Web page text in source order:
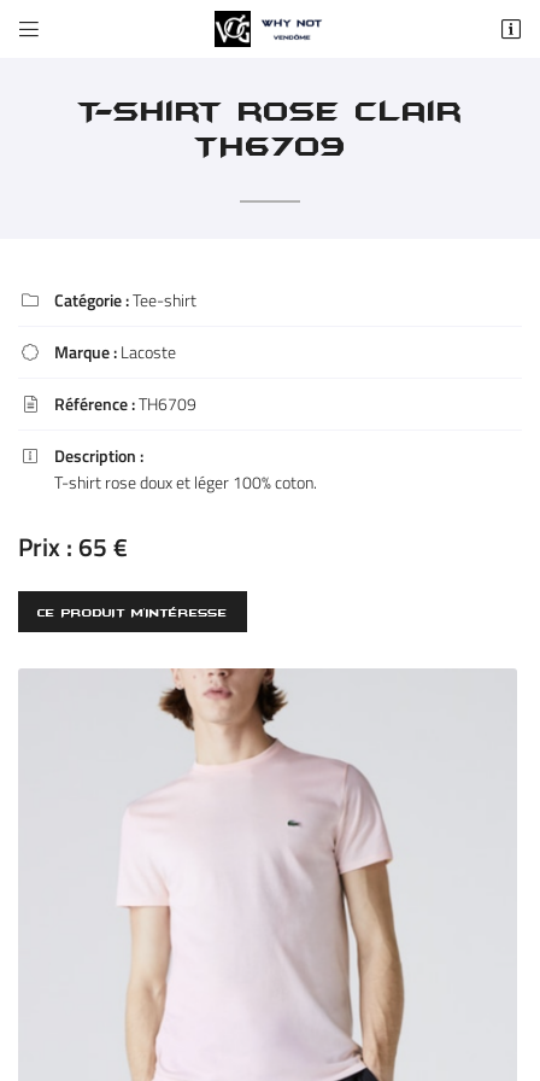
 
02 54 72 59 84
utilisantle formulaire de désinscription
T-shirt rose clair
TH6709
 Catégorie :Tee-shirt
 Marque :Lacoste
 Référence :TH6709

Description :
T-shirt rose doux et léger 100% coton.
Prix :65 €
CE PRODUIT M'INTÉRESSE